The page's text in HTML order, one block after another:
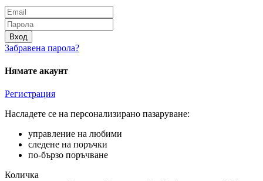
Вход
Забравена парола?
Нямате акаунт
Регистрация
Насладете се на персонализирано пазаруване:
управление на любими
следене на поръчки
по-бързо поръчване
Количка